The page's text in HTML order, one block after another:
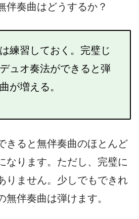
伴奏曲はどうするか？
練習しておく。完璧じ
ュオ奏法ができると弾
が増える。
きると無伴奏曲のほとんど
なります。ただし、完璧に
りません。少しでもできれ
無伴奏曲は弾けます。